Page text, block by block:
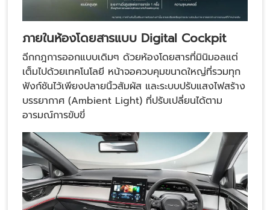
ภายในห้องโดยสารแบบ Digital Cockpit
ฉีกกฎการออกแบบเดิมๆ ด้วยห้องโดยสารที่มินิมอลแต่
เต็มไปด้วยเทคโนโลยี หน้าจอควบคุมขนาดใหญ่ที่รวมทุก
ฟังก์ชันไว้เพียงปลายนิ้วสัมผัส และระบบปรับแสงไฟสร้าง
บรรยากาศ (Ambient Light) ที่ปรับเปลี่ยนได้ตาม
อารมณ์การขับขี่